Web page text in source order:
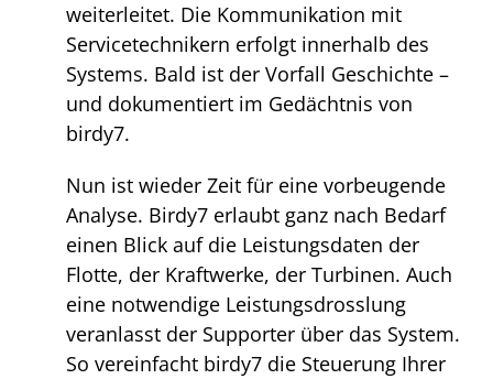
weiterleitet. Die Kommunikation mit
Servicetechnikern erfolgt innerhalb des
Systems. Bald ist der Vorfall Geschichte –
und dokumentiert im Gedächtnis von
birdy7.
Nun ist wieder Zeit für eine vorbeugende
Analyse. Birdy7 erlaubt ganz nach Bedarf
einen Blick auf die Leistungsdaten der
Flotte, der Kraftwerke, der Turbinen. Auch
eine notwendige Leistungsdrosslung
veranlasst der Supporter über das System.
So vereinfacht birdy7 die Steuerung Ihrer